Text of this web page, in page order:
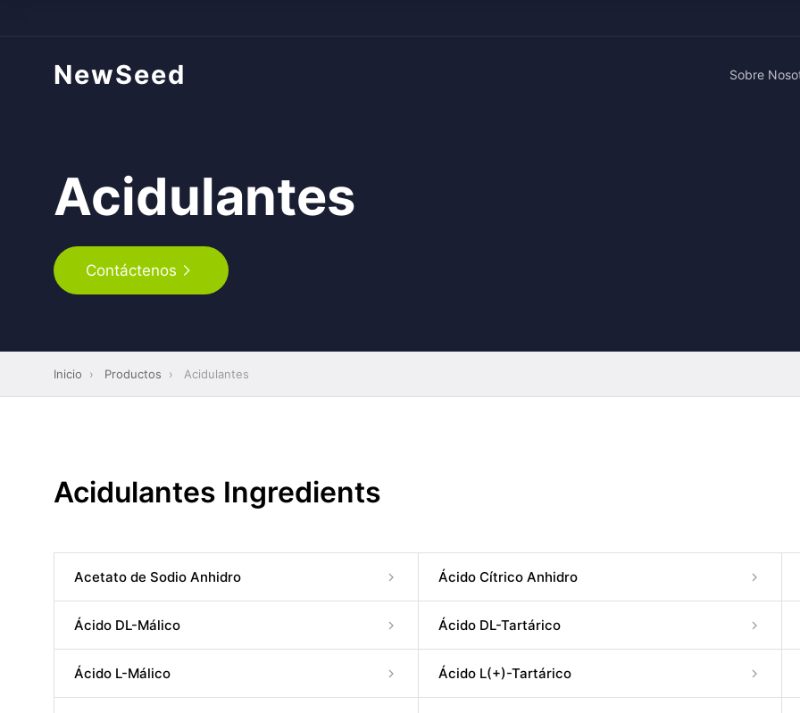
NewSeed Sobre
Acidulantes
Contáctenos
Inicio › Productos › Acidulantes
Acidulantes Ingredients
Acetato de Sodio Anhidro Ácido Cítrico Anhidro
Ácido DL-Málico Ácido DL-Tartárico
Ácido L-Málico Ácido L(+)-Tartárico